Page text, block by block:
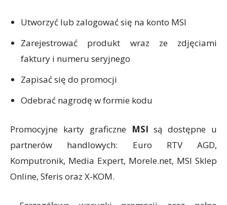
Utworzyć lub zalogować się na konto MSI
Zarejestrować produkt wraz ze zdjęciami
faktury i numeru seryjnego
Zapisać się do promocji
Odebrać nagrodę w formie kodu
Promocyjne karty graficzne MSI są dostępne u
partnerów handlowych: Euro RTV AGD,
Komputronik, Media Expert, Morele.net, MSI Sklep
Online, Sferis oraz X-KOM.